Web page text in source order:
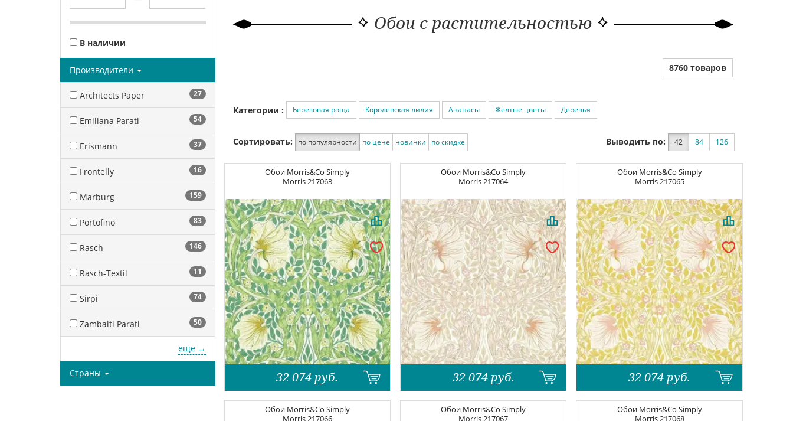
В наличии
Производители
Architects Paper 27
Emiliana Parati 54
Erismann 37
Frontelly 16
Marburg 159
Portofino 83
Rasch 146
Rasch-Textil 11
Sirpi 74
Zambaiti Parati 50
еще →
Страны
Обои с растительностью
8760 товаров
Категории : Березовая роща Королевская лилия Ананасы Желтые цветы Деревья
Сортировать: по популярности по цене новинки по скидке Выводить по: 42 84 126
Обои Morris&Co Simply
Morris217063
32 074 руб.
Обои Morris&Co Simply
Morris217064
32 074 руб.
Обои Morris&Co Simply
Morris217065
32 074 руб.
Обои Morris&Co Simply
Обои Morris&Co Simply
Обои Morris&Co Simply